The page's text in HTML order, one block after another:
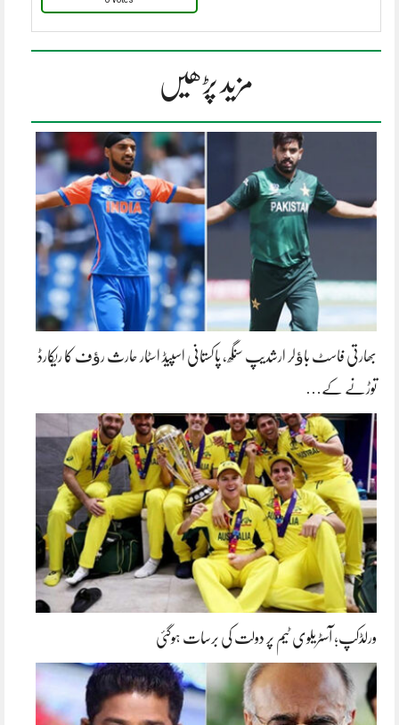
مزید پڑھیں
بھارتی فاسٹ باﺅلر ارشدیپ سنگھ، پاکستانی اسپیڈ اسٹار حارث رﺅف کا ریکارڈ
توڑنے کے…
ورلڈکپ؛ آسٹریلوی ٹیم پر دولت کی برسات ہوگئی